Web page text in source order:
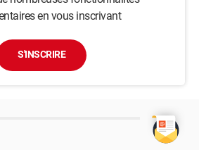
en vous inscrivant
S'INSCRIRE